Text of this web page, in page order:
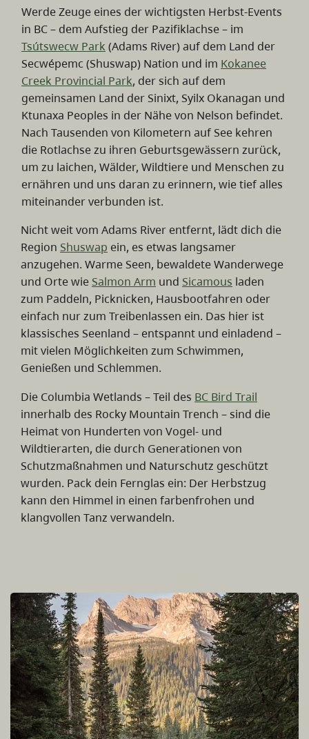
Werde Zeuge eines der wichtigsten Herbst-Events
in BC – dem Aufstieg der Pazifiklachse – im
Tsútswecw Park (Adams River) auf dem Land der
Secwépemc (Shuswap) Nation und im Kokanee
Creek Provincial Park, der sich auf dem
gemeinsamen Land der Sinixt, Syilx Okanagan und
Ktunaxa Peoples in der Nähe von Nelson befindet.
Nach Tausenden von Kilometern auf See kehren
die Rotlachse zu ihren Geburtsgewässern zurück,
um zu laichen, Wälder, Wildtiere und Menschen zu
ernähren und uns daran zu erinnern, wie tief alles
miteinander verbunden ist.
Nicht weit vom Adams River entfernt, lädt dich die
Region Shuswap ein, es etwas langsamer
anzugehen. Warme Seen, bewaldete Wanderwege
und Orte wie Salmon Arm und Sicamous laden
zum Paddeln, Picknicken, Hausbootfahren oder
einfach nur zum Treibenlassen ein. Das hier ist
klassisches Seenland – entspannt und einladend –
mit vielen Möglichkeiten zum Schwimmen,
Genießen und Schlemmen.
Die Columbia Wetlands – Teil des BC Bird Trail
innerhalb des Rocky Mountain Trench – sind die
Heimat von Hunderten von Vogel- und
Wildtierarten, die durch Generationen von
Schutzmaßnahmen und Naturschutz geschützt
wurden. Pack dein Fernglas ein: Der Herbstzug
kann den Himmel in einen farbenfrohen und
klangvollen Tanz verwandeln.